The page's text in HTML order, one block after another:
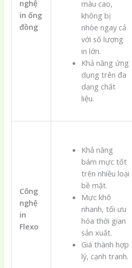
nghệ
in ống
đồng
màu cao,
không bị
nhòe ngay cả
với số lượng
in lớn.
Khả năng ứng
dụng trên đa
dạng chất
liệu.
Công
nghệ
in
Flexo
Khả năng
bám mực tốt
trên nhiều loại
bề mặt.
Mực khô
nhanh, tối ưu
hóa thời gian
sản xuất.
Giá thành hợp
lý, cạnh tranh.